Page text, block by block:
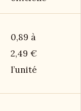
0,89 à
2,49 €
l’unité